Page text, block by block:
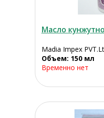
Масло
Madia Impex
Объем: 150 мл
Временно нет